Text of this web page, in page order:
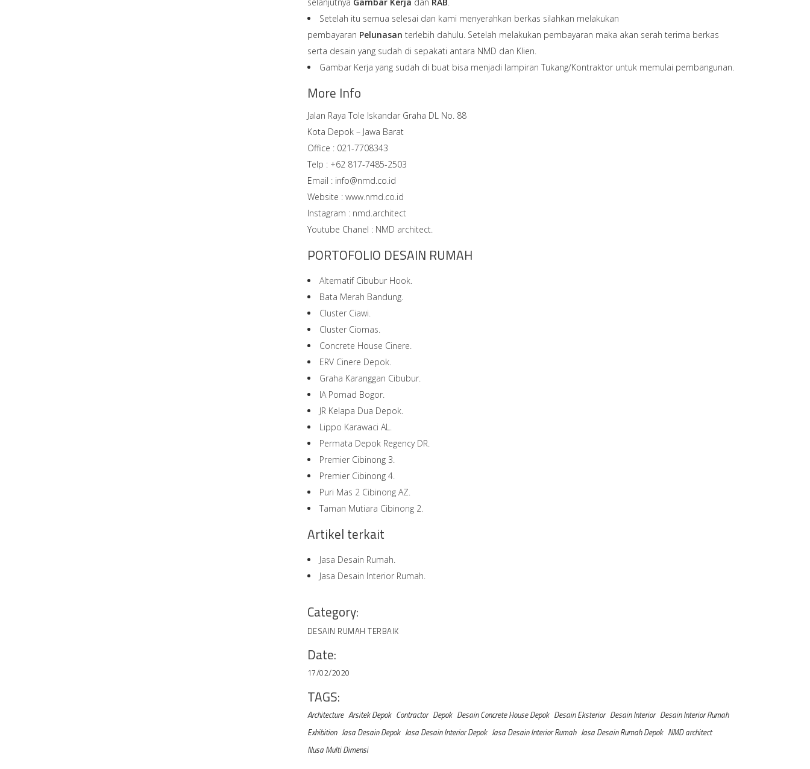
selanjutnya Gambar Kerja dan RAB.
Setelah itu semua selesai dan kami menyerahkan berkas silahkan melakukan
pembayaran Pelunasan terlebih dahulu. Setelah melakukan pembayaran maka akan serah terima berkas
serta desain yang sudah di sepakati antara NMD dan Klien.
Gambar Kerja yang sudah di buat bisa menjadi lampiran Tukang/Kontraktor untuk memulai pembangunan.
More Info
Jalan Raya Tole Iskandar Graha DL No. 88
Kota Depok – Jawa Barat
Office : 021-7708343
Telp : +62 817-7485-2503
Email : info@nmd.co.id
Website : www.nmd.co.id
Instagram : nmd.architect
Youtube Chanel : NMD architect.
PORTOFOLIO DESAIN RUMAH
Alternatif Cibubur Hook.
Bata Merah Bandung.
Cluster Ciawi.
Cluster Ciomas.
Concrete House Cinere.
ERV Cinere Depok.
Graha Karanggan Cibubur.
IA Pomad Bogor.
JR Kelapa Dua Depok.
Lippo Karawaci AL.
Permata Depok Regency DR.
Premier Cibinong 3.
Premier Cibinong 4.
Puri Mas 2 Cibinong AZ.
Taman Mutiara Cibinong 2.
Artikel terkait
Jasa Desain Rumah.
Jasa Desain Interior Rumah.
Category:
DESAIN RUMAH TERBAIK
Date:
17/02/2020
TAGS:
Architecture Arsitek Depok Contractor Depok Desain Concrete House Depok Desain Eksterior Desain Interior Desain Interior Rumah
Exhibition Jasa Desain Depok Jasa Desain Interior Depok Jasa Desain Interior Rumah Jasa Desain Rumah Depok NMD architect
Nusa Multi Dimensi